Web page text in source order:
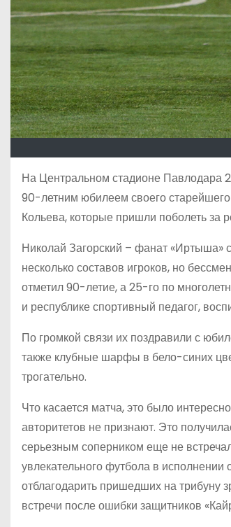
На Центральном стадионе Павлодара
90-летним юбилеем своего
Кольева, которые пришли поболеть за
Николай Загорский – фанат «Иртыша»
несколько составов игроков, но
отметил 90-летие, а 25-го по
и республике спортивный педагог,
По громкой связи их поздравили с
также клубные шарфы в бело-синих
трогательно.
Что касается матча, это было
авторитетов не признают. Это
серьезным соперником еще не
увлекательного футбола в
отблагодарить пришедших на
встречи после ошибки защитников